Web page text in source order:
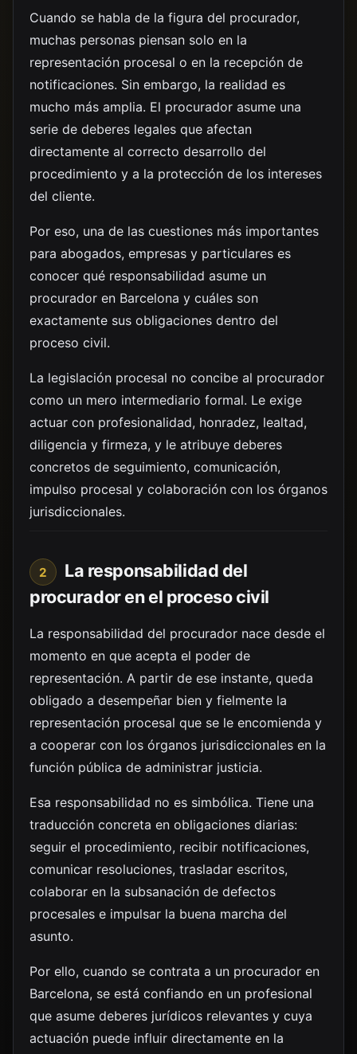
Cuando se habla de la figura del procurador,
muchas personas piensan solo en la
representación procesal o en la recepción de
notificaciones. Sin embargo, la realidad es
mucho más amplia. El procurador asume una
serie de deberes legales que afectan
directamente al correcto desarrollo del
procedimiento y a la protección de los intereses
del cliente.
Por eso, una de las cuestiones más importantes
para abogados, empresas y particulares es
conocer qué responsabilidad asume un
procurador en Barcelona y cuáles son
exactamente sus obligaciones dentro del
proceso civil.
La legislación procesal no concibe al procurador
como un mero intermediario formal. Le exige
actuar con profesionalidad, honradez, lealtad,
diligencia y firmeza, y le atribuye deberes
concretos de seguimiento, comunicación,
impulso procesal y colaboración con los órganos
jurisdiccionales.
2
La responsabilidad del
procurador en el proceso civil
La responsabilidad del procurador nace desde el
momento en que acepta el poder de
representación. A partir de ese instante, queda
obligado a desempeñar bien y fielmente la
representación procesal que se le encomienda y
a cooperar con los órganos jurisdiccionales en la
función pública de administrar justicia.
Esa responsabilidad no es simbólica. Tiene una
traducción concreta en obligaciones diarias:
seguir el procedimiento, recibir notificaciones,
comunicar resoluciones, trasladar escritos,
colaborar en la subsanación de defectos
procesales e impulsar la buena marcha del
asunto.
Por ello, cuando se contrata a un procurador en
Barcelona, se está confiando en un profesional
que asume deberes jurídicos relevantes y cuya
actuación puede influir directamente en la